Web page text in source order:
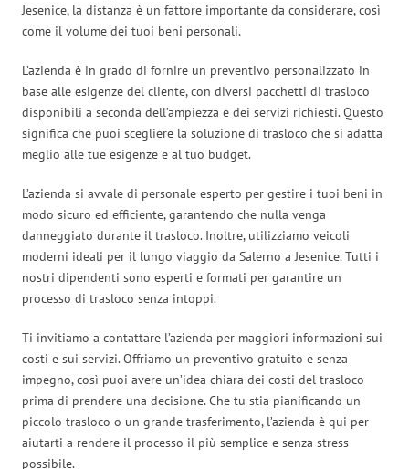
Jesenice, la distanza è un fattore importante da considerare, così
come il volume dei tuoi beni personali.
L’azienda è in grado di fornire un preventivo personalizzato in
base alle esigenze del cliente, con diversi pacchetti di trasloco
disponibili a seconda dell’ampiezza e dei servizi richiesti. Questo
significa che puoi scegliere la soluzione di trasloco che si adatta
meglio alle tue esigenze e al tuo budget.
L’azienda si avvale di personale esperto per gestire i tuoi beni in
modo sicuro ed efficiente, garantendo che nulla venga
danneggiato durante il trasloco. Inoltre, utilizziamo veicoli
moderni ideali per il lungo viaggio da Salerno a Jesenice. Tutti i
nostri dipendenti sono esperti e formati per garantire un
processo di trasloco senza intoppi.
Ti invitiamo a contattare l’azienda per maggiori informazioni sui
costi e sui servizi. Offriamo un preventivo gratuito e senza
impegno, così puoi avere un’idea chiara dei costi del trasloco
prima di prendere una decisione. Che tu stia pianificando un
piccolo trasloco o un grande trasferimento, l’azienda è qui per
aiutarti a rendere il processo il più semplice e senza stress
possibile.